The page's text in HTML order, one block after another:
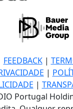
FEEDBACK|
|
|
Portugal